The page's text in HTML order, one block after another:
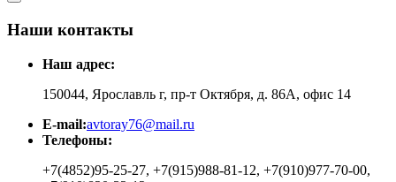
Наши контакты
Наш адрес:
150044, Ярославль г, пр-т Октября, д. 86А, офис 14
E-mail:avtoray76@mail.ru
Телефоны:
+7(4852)95-25-27, +7(915)988-81-12, +7(910)977-70-00,